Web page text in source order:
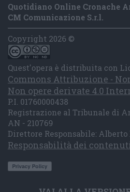
Quotidiano Online Cronache
CM Comunicazione S.r.l.
Copyright 2026 ©
Quest'opera è distribuita con
Commons Attribuzione -
Non opere derivate 4.0
P.I. 01760000438
Registrazione al Tribunale di
AN - 210769
Direttore Responsabile:
Responsabilità dei